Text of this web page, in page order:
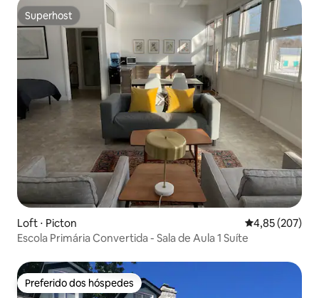
Superhost
Superhost
Loft ⋅ Picton 4,85 de uma
4,85 (207)
Escola Primária Convertida - Sala de Aula 1 Suíte
Preferido dos hóspedes
Preferido dos hóspedes